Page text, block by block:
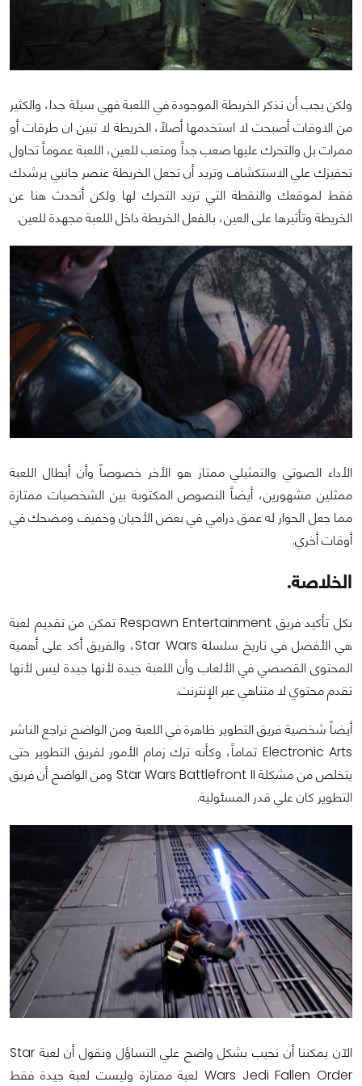
ولكن يجب أن نذكر الخريطة الموجودة في اللعبة فهي سيئة جدا، والكثير
من الاوقات أصبحت لا استخدمها أصلاً، الخريطة لا تبين ان طرقات أو
ممرات بل والتحرك عليها صعب جداً ومتعب للعين، اللعبة عموماً تحاول
تحفيزك علي الاستكشاف وتريد أن تجعل الخريطة عنصر جانبي يرشدك
فقط لموقعك والنقطة التي تريد التحرك لها ولكن أتحدث هنا عن
الخريطة وتأثيرها على العين، بالفعل الخريطة داخل اللعبة مجهدة للعين.
الأداء الصوتي والتمثيلي ممتاز هو الأخر خصوصاً وأن أبطال اللعبة
ممثلين مشهورين، أيضاً النصوص المكتوبة بين الشخصيات ممتازة
مما جعل الحوار له عمق درامي في بعض الأحيان وخفيف ومضحك في
أوقات أخري.
الخلاصة.
بكل تأكيد فريق Respawn Entertainment تمكن من تقديم لعبة
هي الأفضل في تاريخ سلسلة Star Wars، والفريق أكد على أهمية
المحتوى القصصي في الألعاب وأن اللعبة جيدة لأنها جيدة ليس لأنها
تقدم محتوي لا متناهي عبر الإنترنت.
أيضاً شخصية فريق التطوير ظاهرة في اللعبة ومن الواضح تراجع الناشر
Electronic Arts تماماً، وكأنه ترك زمام الأمور لفريق التطوير حتى
يتخلص من مشكلة Star Wars Battlefront II ومن الواضح أن فريق
التطوير كان علي قدر المسئولية.
الآن يمكننا أن نجيب بشكل واضح علي التساؤل ونقول أن لعبة Star
Wars Jedi Fallen Order لعبة ممتازة وليست لعبة جيدة فقط